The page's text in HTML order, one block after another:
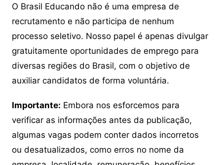
O Brasil Educando não é uma empresa de
recrutamento e não participa de nenhum
processo seletivo. Nosso papel é apenas divulgar
gratuitamente oportunidades de emprego para
diversas regiões do Brasil, com o objetivo de
auxiliar candidatos de forma voluntária.
Importante: Embora nos esforcemos para
verificar as informações antes da publicação,
algumas vagas podem conter dados incorretos
ou desatualizados, como erros no nome da